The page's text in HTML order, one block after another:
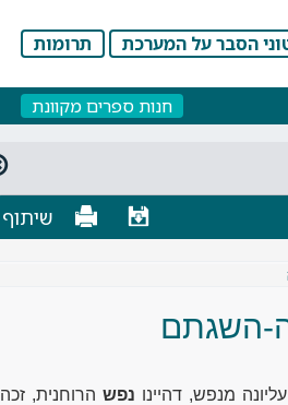
הסבר על המערכת תרומות
חנות ספרים מקוונת
שיתוף
השגתם
מנפש, דהיינו נפש הרוחנית, זכה